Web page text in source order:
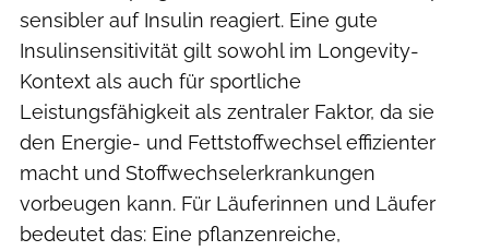
sensibler auf Insulin reagiert. Eine gute
Insulinsensitivität gilt sowohl im Longevity-
Kontext als auch für sportliche
Leistungsfähigkeit als zentraler Faktor, da sie
den Energie- und Fettstoffwechsel effizienter
macht und Stoffwechselerkrankungen
vorbeugen kann. Für Läuferinnen und Läufer
bedeutet das: Eine pflanzenreiche,